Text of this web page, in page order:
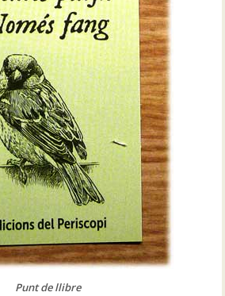
Punt de llibre